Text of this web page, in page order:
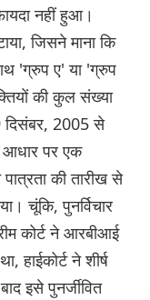
नहीं हुआ।
जिसने माना कि
'ग्रुप ए' या 'ग्रुप
की कुल संख्या
दिसंबर, 2005 से
आधार पर एक
पात्रता की तारीख से
चूंकि, पुनर्विचार
कोर्ट ने आरबीआई
हाईकोर्ट ने शीर्ष
इसे पुनर्जीवित